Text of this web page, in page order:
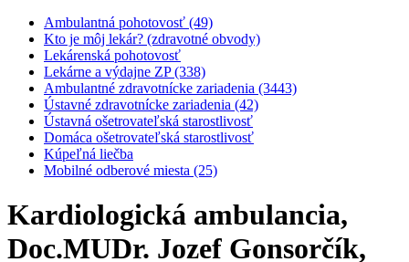
Ambulantná pohotovosť (49)
Kto je môj lekár? (zdravotné obvody)
Lekárenská pohotovosť
Lekárne a výdajne ZP (338)
Ambulantné zdravotnícke zariadenia (3443)
Ústavné zdravotnícke zariadenia (42)
Ústavná ošetrovateľská starostlivosť
Domáca ošetrovateľská starostlivosť
Kúpeľná liečba
Mobilné odberové miesta (25)
Kardiologická ambulancia,
Doc.MUDr. Jozef Gonsorčík,